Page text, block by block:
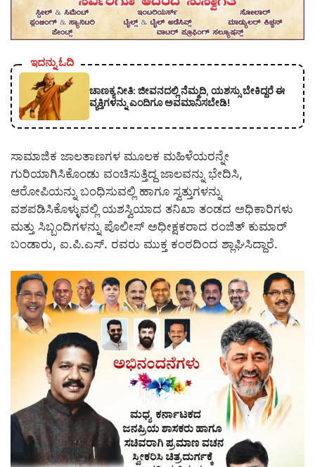
ಇದನ್ನು ಓದಿ
ಚಾಣಕ್ಯ ನೀತಿ: ಜೀವನದಲ್ಲಿ ನೆಮ್ಮದಿ, ಯಶಸ್ಸು ಬೇಕಿದ್ದರೆ ಈ
ವ್ಯಕ್ತಿಗಳನ್ನು ಎಂದಿಗೂ ಅವಮಾನಿಸಬೇಡಿ!
​ಸಾಮಾಜಿಕ ಜಾಲತಾಣಗಳ ಮೂಲಕ ಮಹಿಳೆಯರನ್ನೇ
ಗುರಿಯಾಗಿಸಿಕೊಂಡು ವಂಚಿಸುತ್ತಿದ್ದ ಜಾಲವನ್ನು ಭೇದಿಸಿ,
ಆರೋಪಿಯನ್ನು ಬಂಧಿಸುವಲ್ಲಿ ಹಾಗೂ ಸ್ವತ್ತುಗಳನ್ನು
ವಶಪಡಿಸಿಕೊಳ್ಳುವಲ್ಲಿ ಯಶಸ್ವಿಯಾದ ತನಿಖಾ ತಂಡದ ಅಧಿಕಾರಿಗಳು
ಮತ್ತು ಸಿಬ್ಬಂದಿಗಳನ್ನು ಪೊಲೀಸ್ ಅಧೀಕ್ಷಕರಾದ ರಂಜಿತ್ ಕುಮಾರ್
ಬಂಡಾರು, ಐ.ಪಿ.ಎಸ್. ರವರು ಮುಕ್ತ ಕಂಠದಿಂದ ಶ್ಲಾಘಿಸಿದ್ದಾರೆ.